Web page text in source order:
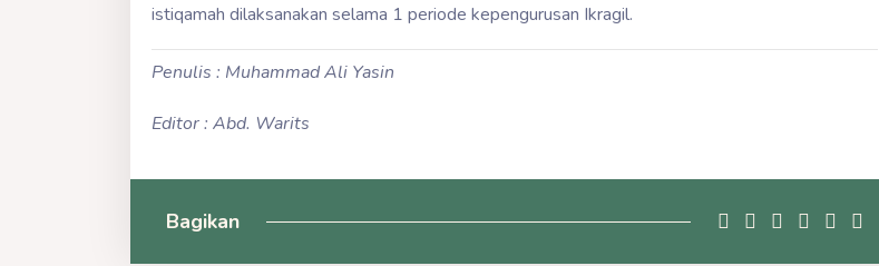
istiqamah dilaksanakan selama 1 periode kepengurusan Ikragil.
Penulis : Muhammad Ali Yasin
Editor : Abd. Warits
Bagikan